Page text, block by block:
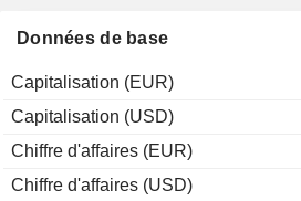
Données de base
Capitalisation (EUR)
Capitalisation (USD)
Chiffre d'affaires (EUR)
Chiffre d'affaires (USD)
2000
1998
1997